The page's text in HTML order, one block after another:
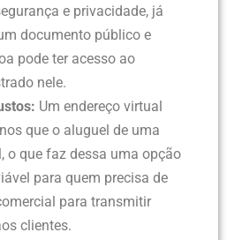
e privacidade, já
documento público e
pode ter acesso ao
nele.
Um endereço virtual
que o aluguel de uma
o que faz dessa uma opção
para quem precisa de
para transmitir
clientes.